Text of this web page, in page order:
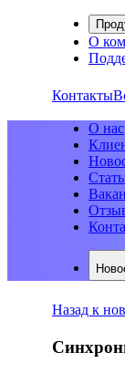
О
Контакты
О нас
Назад к